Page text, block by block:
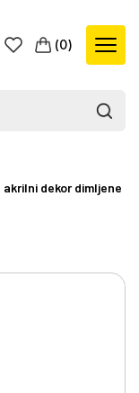
(0)
dekor dimljene